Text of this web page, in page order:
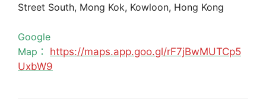
Street South, Mong Kok, Kowloon, Hong Kong
Google
Map： https://maps.app.goo.gl/rF7jBwMUTCp5
UxbW9